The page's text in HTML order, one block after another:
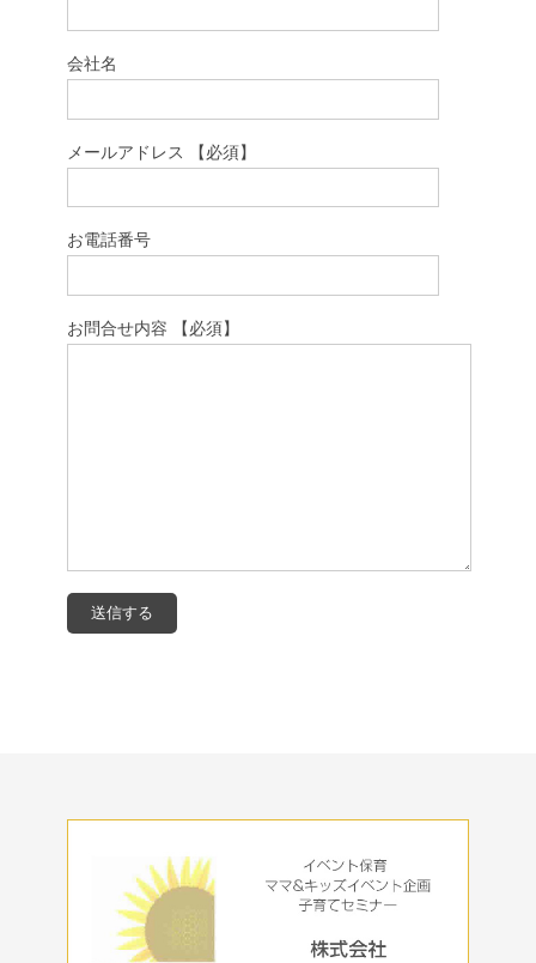
会社名
メールアドレス 【必須】
お電話番号
お問合せ内容 【必須】